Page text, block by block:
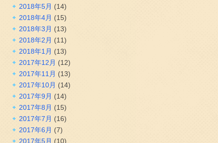
2018年5月 (14)
2018年4月 (15)
2018年3月 (13)
2018年2月 (11)
2018年1月 (13)
2017年12月 (12)
2017年11月 (13)
2017年10月 (14)
2017年9月 (14)
2017年8月 (15)
2017年7月 (16)
2017年6月 (7)
2017年5月 (10)